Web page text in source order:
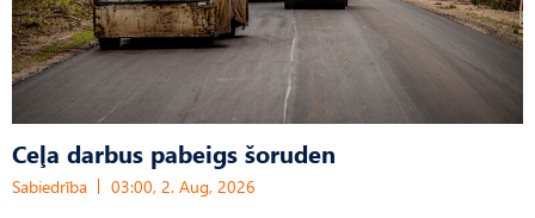
Ceļa darbus pabeigs šoruden
Sabiedrība 03:00, 2. Aug, 2026